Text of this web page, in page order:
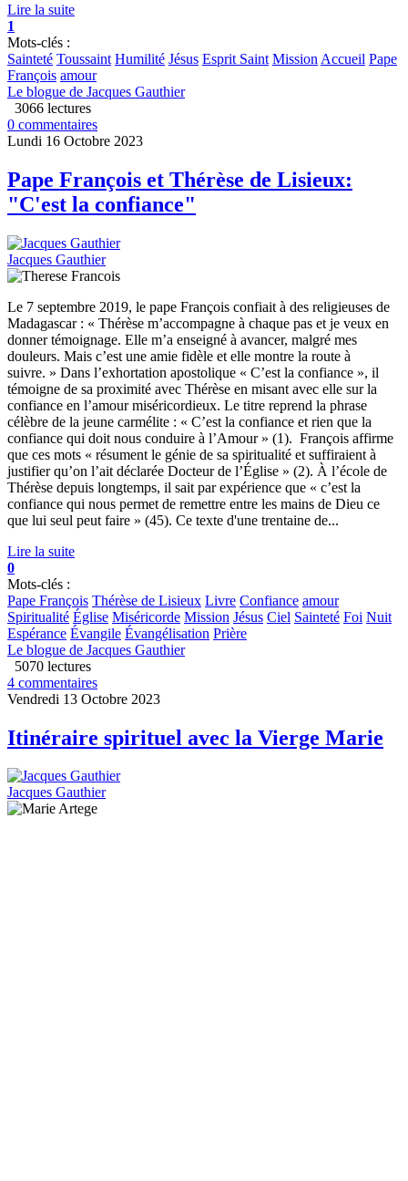
Lire la suite
1
Mots-clés :
Sainteté Toussaint Humilité Jésus Esprit Saint Mission Accueil Pape
François amour
Le blogue de Jacques Gauthier
3066 lectures
0 commentaires
Lundi 16 Octobre 2023
Pape François et Thérèse de Lisieux:
"C'est la confiance"
Jacques Gauthier
Le 7 septembre 2019, le pape François confiait à des religieuses de
Madagascar : « Thérèse m’accompagne à chaque pas et je veux en
donner témoignage. Elle m’a enseigné à avancer, malgré mes
douleurs. Mais c’est une amie fidèle et elle montre la route à
suivre. » Dans l’exhortation apostolique « C’est la confiance », il
témoigne de sa proximité avec Thérèse en misant avec elle sur la
confiance en l’amour miséricordieux. Le titre reprend la phrase
célèbre de la jeune carmélite : « C’est la confiance et rien que la
confiance qui doit nous conduire à l’Amour » (1). François affirme
que ces mots « résument le génie de sa spiritualité et suffiraient à
justifier qu’on l’ait déclarée Docteur de l’Église » (2). À l’école de
Thérèse depuis longtemps, il sait par expérience que « c’est la
confiance qui nous permet de remettre entre les mains de Dieu ce
que lui seul peut faire » (45). Ce texte d'une trentaine de...
Lire la suite
0
Mots-clés :
Pape François Thérèse de Lisieux Livre Confiance amour
Spiritualité Église Miséricorde Mission Jésus Ciel Sainteté Foi Nuit
Espérance Évangile Évangélisation Prière
Le blogue de Jacques Gauthier
5070 lectures
4 commentaires
Vendredi 13 Octobre 2023
Itinéraire spirituel avec la Vierge Marie
Jacques Gauthier